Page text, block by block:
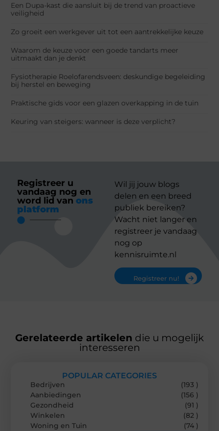
Een Dupa-kast die aansluit bij de trend van proactieve
veiligheid
Zo groeit een werkgever uit tot een aantrekkelijke keuze
Waarom de keuze voor een goede tandarts meer
uitmaakt dan je denkt
Fysiotherapie Roelofarendsveen: deskundige begeleiding
bij herstel en beweging
Praktische gids voor een glazen overkapping in de tuin
Keuring van steigers: wanneer is deze verplicht?
Registreer u
vandaag nog en
word lid van ons
platform
Wil jij jouw blogs
delen en een breed
publiek bereiken?
Wacht niet langer en
registreer je vandaag
nog op
kennisruimte.nl
Registreer nu!
Gerelateerde artikelen die u mogelijk
interesseren
POPULAR CATEGORIES
Bedrijven
(193 )
Aanbiedingen
(156 )
Gezondheid
(91 )
Winkelen
(82 )
Woning en Tuin
(74 )